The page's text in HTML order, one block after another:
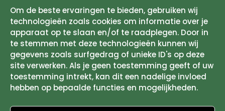
Om de beste ervaringen te bieden, gebruiken wij
technologieën zoals cookies om informatie over je
apparaat op te slaan en/of te raadplegen. Door in
te stemmen met deze technologieën kunnen wij
gegevens zoals surfgedrag of unieke ID's op deze
site verwerken. Als je geen toestemming geeft of uw
toestemming intrekt, kan dit een nadelige invloed
hebben op bepaalde functies en mogelijkheden.
Alcoholische dranken waarvan de prijs is
overeengekomen bij het sluiten van de
overeenkomst, maar waarvan de levering
slechts kan plaatsvinden na 30 dagen, en
waarvan de werkelijke waarde afhankelijk is van
schommelingen van de markt waarop de
ondernemer geen invloed heeft;